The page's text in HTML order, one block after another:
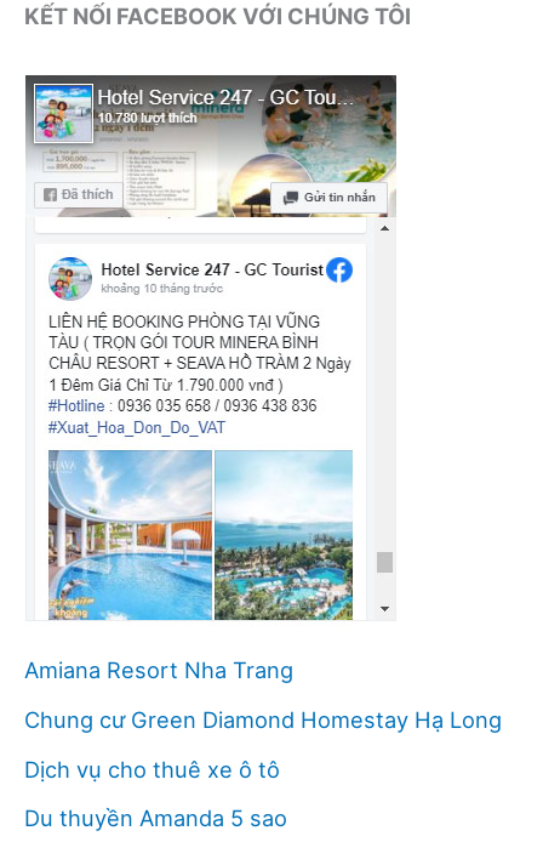
KẾT NỐI FACEBOOK VỚI CHÚNG TÔI
Amiana Resort Nha Trang
Chung cư Green Diamond Homestay Hạ Long
Dịch vụ cho thuê xe ô tô
Du thuyền Amanda 5 sao